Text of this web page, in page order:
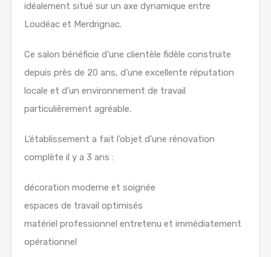
idéalement situé sur un axe dynamique entre
Loudéac et Merdrignac.
Ce salon bénéficie d’une clientèle fidèle construite
depuis près de 20 ans, d’une excellente réputation
locale et d’un environnement de travail
particulièrement agréable.
L’établissement a fait l’objet d’une rénovation
complète il y a 3 ans :
décoration moderne et soignée
espaces de travail optimisés
matériel professionnel entretenu et immédiatement
opérationnel